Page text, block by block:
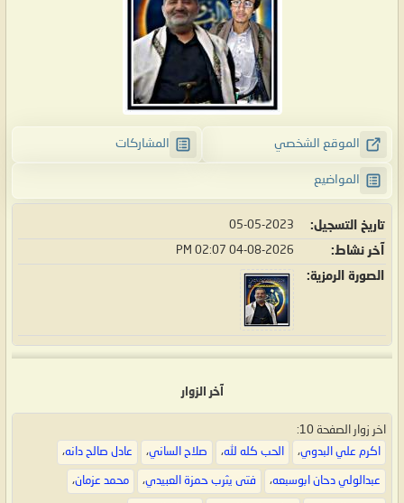
الموقع الشخصي المشاركات
المواضيع
تاريخ التسجيل 05-05-2023
آخر نشاط 04-08-2026
02:07 PM
الصورة الرمزية
آخر الزوار
اخر زوار الصفحة 10:
اكرم علي البدوي، الحب كله لله، صلاح الساني، عادل صالح دانه،
عبدالولي دحان ابوسبعه، فتى يثرب حمزة العبيدي، محمد عزمان،